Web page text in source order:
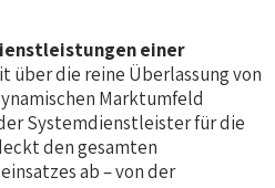
einer
über die reine Überlassung von
Marktumfeld
Systemdienstleister für die
den gesamten
ab – von der